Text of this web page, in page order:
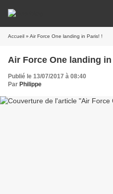
Accueil » Air Force One landing in Paris! !
Publié le 13/07/2017 à 08:40
Par Philippe